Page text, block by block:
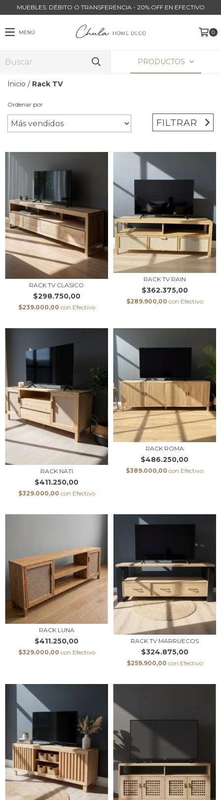
MUEBLES: DÉBITO O TRANSFERENCIA - 20% OFF EN EFECTIVO
MENÚ 0
PRODUCTOS
Inicio / Rack TV
Ordenar por
FILTRAR
RACK TV CLASICO
$298.750,00
$239.000,00 con Efectivo
RACK TV RAIN
$362.375,00
$289.900,00 con Efectivo
RACK NATI
$411.250,00
$329.000,00 con Efectivo
RACK ROMA
$486.250,00
$389.000,00 con Efectivo
RACK LUNA
$411.250,00
$329.000,00 con Efectivo
RACK TV MARRUECOS
$324.875,00
$259.900,00 con Efectivo